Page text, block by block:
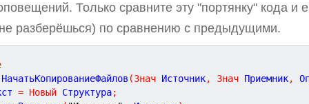
Только сравните эту "портянку" кода и
разберёшься) по сравнению с предыдущими.
НачатьКопированиеФайлов (Знач Источник, Знач Приемник,
= Новый Структура;